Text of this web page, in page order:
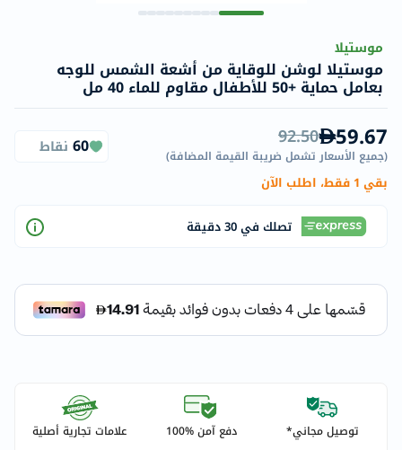
موستيلا
موستيلا لوشن للوقاية من أشعة الشمس للوجه
بعامل حماية +50 للأطفال مقاوم للماء 40 مل
59.67
92.50
(جميع الأسعار تشمل ضريبة القيمة المضافة)
60 نقاط
بقي 1 فقط، اطلب الآن
تصلك في 30 دقيقة
توصيل مجاني* دفع آمن %100 علامات تجارية أصلية